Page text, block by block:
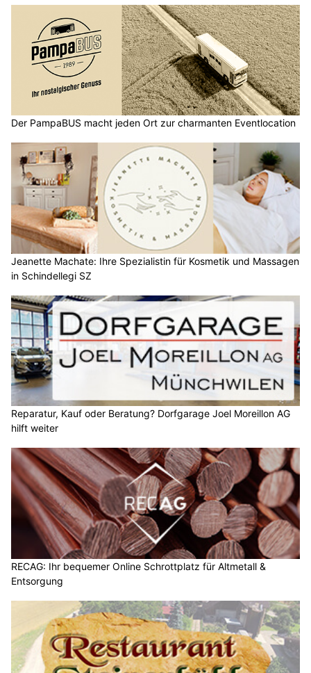
Der PampaBUS macht jeden Ort zur charmanten Eventlocation
Jeanette Machate: Ihre Spezialistin für Kosmetik und Massagen
in Schindellegi SZ
Reparatur, Kauf oder Beratung? Dorfgarage Joel Moreillon AG
hilft weiter
RECAG: Ihr bequemer Online Schrottplatz für Altmetall &
Entsorgung